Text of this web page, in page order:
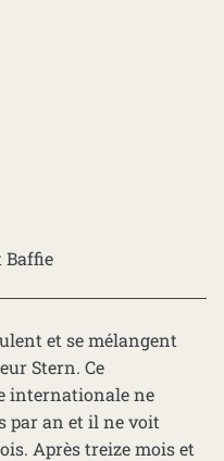
Baffie
et se mélangent
Stern. Ce
internationale ne
par an et il ne voit
Après treize mois et